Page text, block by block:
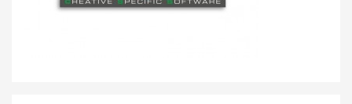
ENVIRONNEMENT